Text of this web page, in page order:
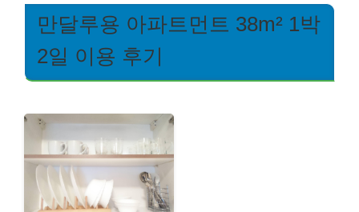
만달루용 아파트먼트 38m² 1박
2일 이용 후기